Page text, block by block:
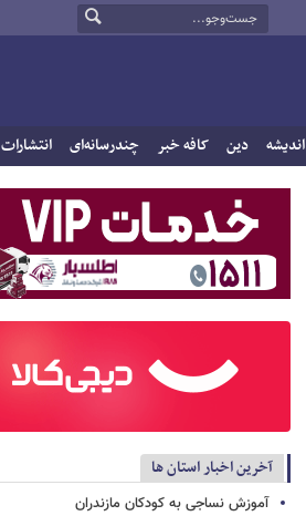
اندیشه دین کافه خبر چندرسانه‌ای انتشارات
آخرین اخبار استان ها
آموزش نساجی به کودکان مازندران